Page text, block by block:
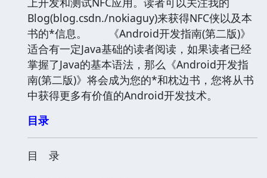
Blog(blog.csdn./nokiaguy)来获得NFC侠以及本
书的*信息。 《Android开发指南(第二版)》
适合有一定Java基础的读者阅读，如果读者已经
掌握了Java的基本语法，那么《Android开发指
南(第二版)》将会成为您的*和枕边书，您将从书
中获得更多有价值的Android开发技术。
目录
目 录